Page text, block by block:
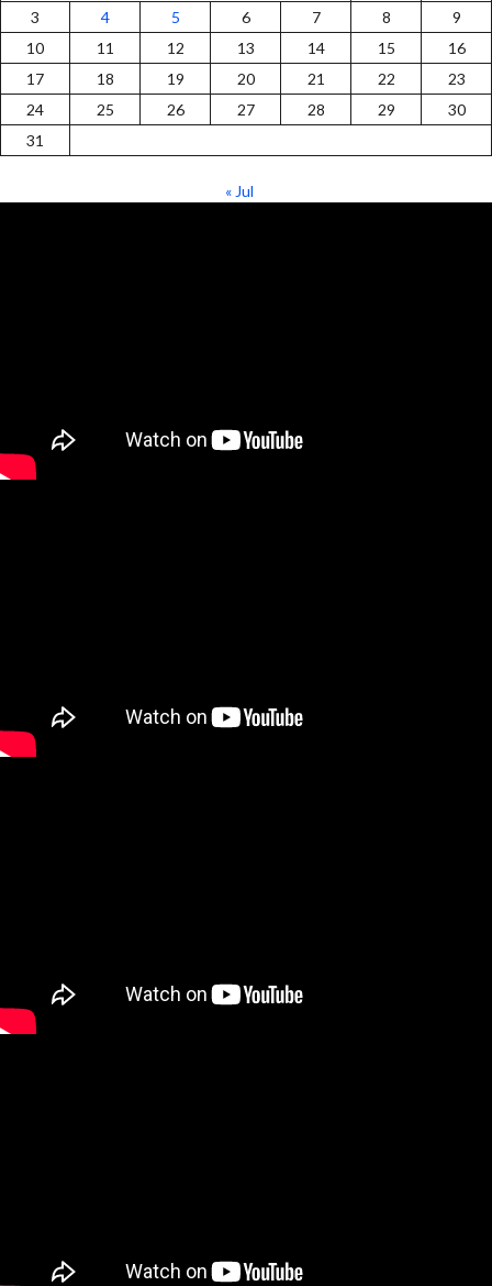
3
4 5 6 7 8
9
10
11 12 13 14 15
16
17
18 19 20 21 22
23
24
25 26 27 28 29
30
31
« Jul